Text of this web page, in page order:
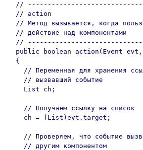
//
  // action
// Метод вызывается, когда
  // действие над компонентами
//
public boolean action(Event
  {
// Переменная для хранения
    // вызвавший событие
    List ch;
    // Получаем ссылку на список
    ch = (List)evt.target;
// Проверяем, что событие
    // другим компонентом